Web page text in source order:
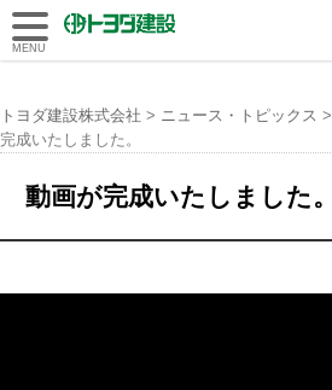
トヨダ建設
MENU
トヨダ建設株式会社 > ニュース・トピックス >
完成いたしました。
動画が完成いたしました。